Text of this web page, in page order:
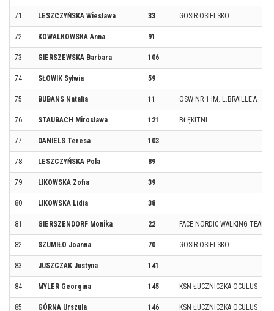
71 LESZCZYŃSKA Wiesława 33 GOSIR OSIELSKO
72 KOWALKOWSKA Anna 91
73 GIERSZEWSKA Barbara 106
74 SŁOWIK Sylwia 59
75 BUBANS Natalia 11 OSW NR 1 IM. L.BRAILLE'A
76 STAUBACH Mirosława 121 BŁĘKITNI
77 DANIELS Teresa 103
78 LESZCZYŃSKA Pola 89
79 LIKOWSKA Zofia 39
80 LIKOWSKA Lidia 38
81 GIERSZENDORF Monika 22 FACE NORDIC WALKING TEAM
82 SZUMIŁO Joanna 70 GOSIR OSIELSKO
83 JUSZCZAK Justyna 141
84 MYLER Georgina 145 KSN ŁUCZNICZKA OCULUS
85 GÓRNA Urszula 146 KSN ŁUCZNICZKA OCULUS